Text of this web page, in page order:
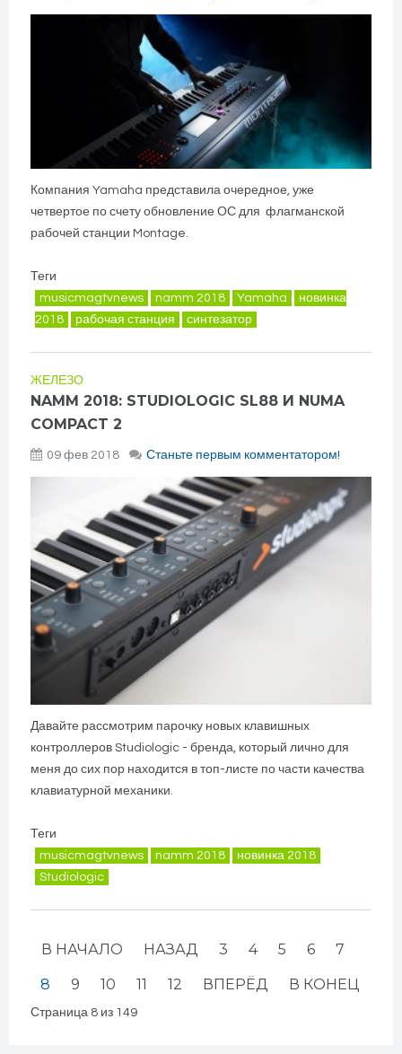
Компания Yamaha представила очередное, уже
четвертое по счету обновление ОС для флагманской
рабочей станции Montage.
Теги
musicmagtvnews
namm 2018 Yamaha
новинка
2018
рабочая станция синтезатор
ЖЕЛЕЗО
NAMM 2018: STUDIOLOGIC SL88 И NUMA
COMPACT 2
09 фев 2018 Станьте первым комментатором!
Давайте рассмотрим парочку новых клавишных
контроллеров Studiologic - бренда, который лично для
меня до сих пор находится в топ-листе по части качества
клавиатурной механики.
Теги
musicmagtvnews
namm 2018
новинка 2018
Studiologic
В НАЧАЛО НАЗАД 3 4 5 6 7
8 9 10 11 12 ВПЕРЁД В КОНЕЦ
Страница 8 из 149